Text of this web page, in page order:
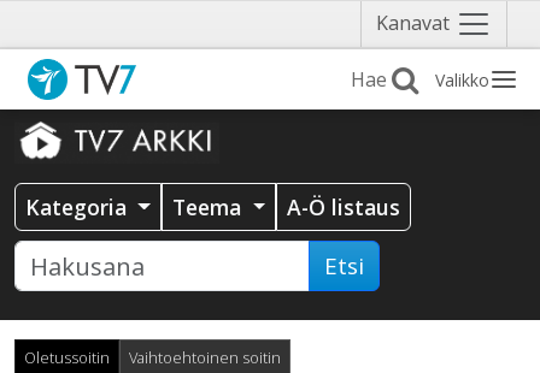
Kanavat Näytä
valikko
Valikko
Kategoria Teema A-Ö listaus
Etsi
Oletussoitin Vaihtoehtoinen soitin